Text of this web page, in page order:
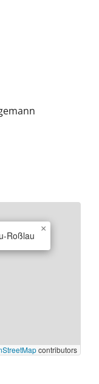
Roßlau
×
contributors